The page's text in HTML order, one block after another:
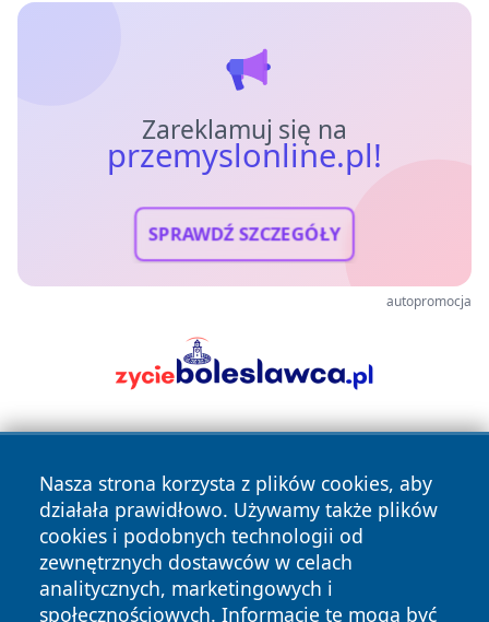
Zareklamuj się na
przemyslonline.pl!
SPRAWDŹ SZCZEGÓŁY
autopromocja
Nasza strona korzysta z plików cookies, aby
działała prawidłowo. Używamy także plików
cookies i podobnych technologii od
zewnętrznych dostawców w celach
analitycznych, marketingowych i
społecznościowych. Informacje te mogą być
Copyright © 2026 przemyslonline.pl Wszystkie prawa
zastrzeżone.